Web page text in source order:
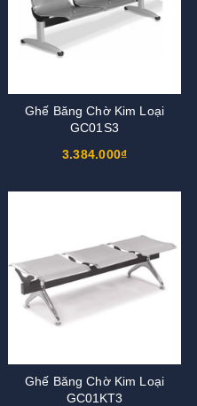
Ghế Băng Chờ Kim Loại
GC01S3
3.384.000₫
Ghế Băng Chờ Kim Loại
GC01KT3